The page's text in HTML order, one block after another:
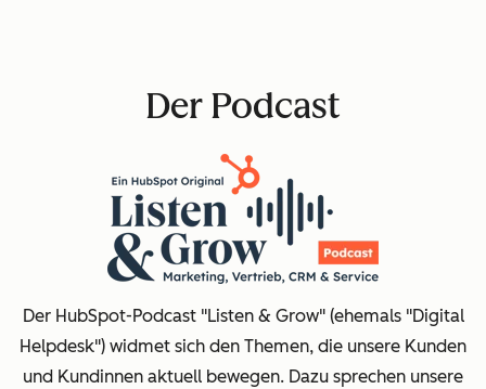
Der Podcast
Der HubSpot-Podcast "Listen & Grow" (ehemals "Digital
Helpdesk") widmet sich den Themen, die unsere Kunden
und Kundinnen aktuell bewegen. Dazu sprechen unsere